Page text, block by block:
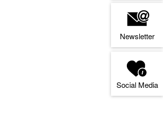
Newsletter
Social Media